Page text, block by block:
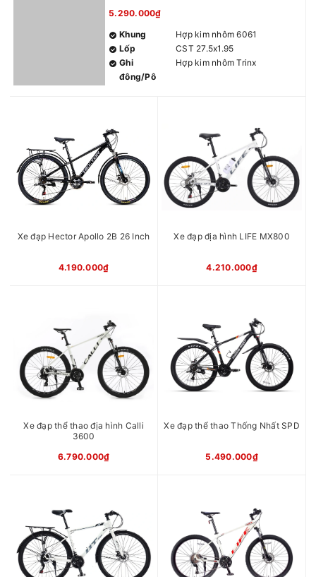
5.290.000₫
Khung
Hợp kim nhôm 6061
Lốp
CST 27.5x1.95
Ghi
đông/Pô
Hợp kim nhôm Trinx
Trinx 24/34/42T
Trục giữa
Bạc đạn
Phanh
Phanh đĩa cơ thể thao
Vành
Hợp kim nhôm 2 lớp Trinx
Chiều cao
1m55– 1m80
Màu sắc
Xanh lục Đen, Ghi Đen Cam,
Xe đạp Hector Apollo 2B 26 Inch
4.190.000₫
Xe đạp địa hình LIFE MX800
4.210.000₫
Xe đạp thể thao địa hình Calli
3600
6.790.000₫
Xe đạp thể thao Thống Nhất SPD
5.490.000₫